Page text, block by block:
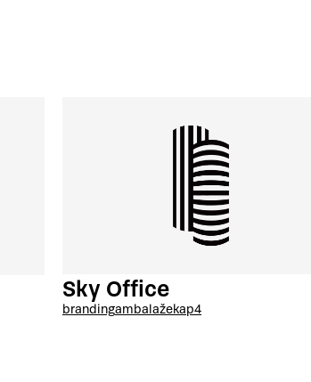
Sky Office
brandingambalažekap4